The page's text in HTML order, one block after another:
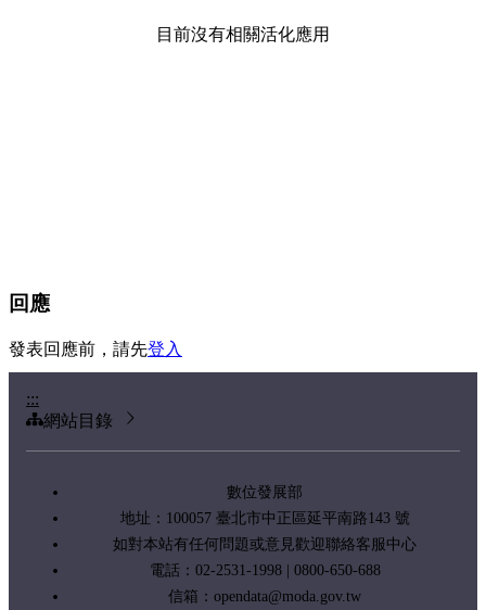
目前沒有相關活化應用
回應
發表回應前，請先登入
:::
網站目錄
數位發展部
地址：100057 臺北市中正區延平南路143 號
如對本站有任何問題或意見歡迎聯絡客服中心
電話：02-2531-1998 | 0800-650-688
信箱： opendata@moda.gov.tw